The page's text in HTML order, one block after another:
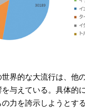
界的な大流行は、他
与えている。具体的
力を誇示しようとす